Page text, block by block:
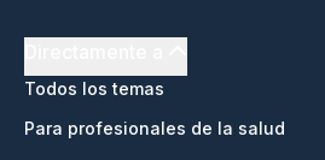
Todos los temas
Para profesionales de la salud